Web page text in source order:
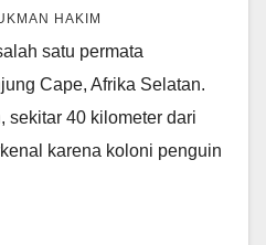
HAKIM
satu permata
Cape, Afrika Selatan.
sekitar 40 kilometer dari
karena koloni penguin